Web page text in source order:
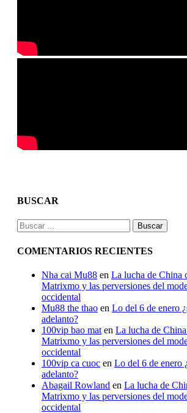
BUSCAR
Buscar:
COMENTARIOS RECIENTES
Nha cai Mu88 en La lucha de China
Matrixmo y las perversiones del
occidental
Mu88 the thao en Lo del 6 de enero
adelanto?
100vip bao mat en La lucha de
Matrixmo y las perversiones del
occidental
100vip ca cuoc en Lo del 6 de enero
adelanto?
Abagail Rowland en La lucha de
Matrixmo y las perversiones del
occidental